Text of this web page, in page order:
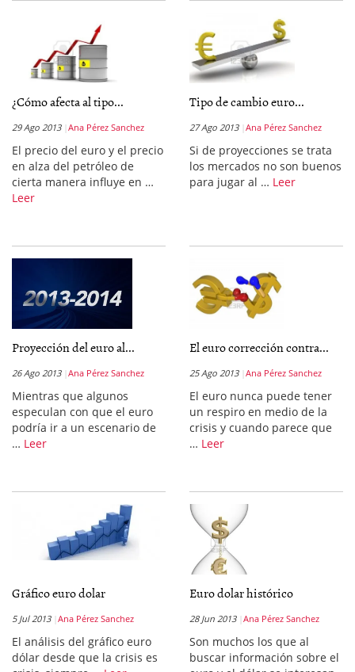
¿Cómo afecta al tipo...
29 Ago 2013 Ana Pérez Sanchez
El precio del euro y el precio
en alza del petróleo de
cierta manera influye en …
Leer
Tipo de cambio euro...
27 Ago 2013 Ana Pérez Sanchez
Si de proyecciones se trata
los mercados no son buenos
para jugar al … Leer
Proyección del euro al...
26 Ago 2013 Ana Pérez Sanchez
Mientras que algunos
especulan con que el euro
podría ir a un escenario de
… Leer
El euro corrección contra...
25 Ago 2013 Ana Pérez Sanchez
El euro nunca puede tener
un respiro en medio de la
crisis y cuando parece que
… Leer
Gráfico euro dolar
5 Jul 2013 Ana Pérez Sanchez
El análisis del gráfico euro
dólar desde que la crisis es
Euro dolar histórico
28 Jun 2013 Ana Pérez Sanchez
Son muchos los que al
buscar información sobre el